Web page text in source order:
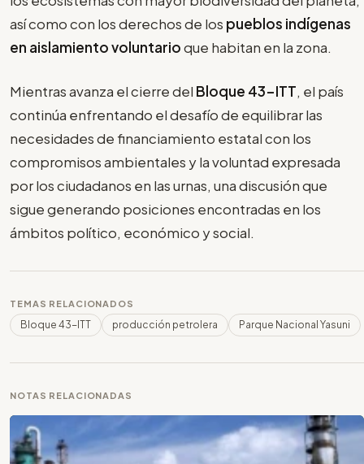
así como con los derechos de los pueblos indígenas
en aislamiento voluntarioque habitan en la zona.
Mientras avanza el cierre del Bloque 43-ITT, el país
continúa enfrentando el desafío de equilibrar las
necesidades de financiamiento estatal con los
compromisos ambientales y la voluntad expresada
por los ciudadanos en las urnas, una discusión que
sigue generando posiciones encontradas en los
ámbitos político, económico y social.
TEMAS RELACIONADOS
Bloque 43-ITT producción petrolera Parque Nacional Yasuni
NOTAS RELACIONADAS